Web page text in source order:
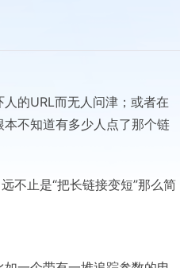
的URL而无人问津；或者在
不知道有多少人点了那个链
不止是“把长链接变短”那么简